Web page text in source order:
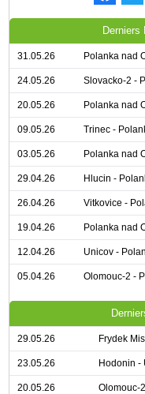
31.05.26 Polanka nad
24.05.26 Slovacko-2 -
20.05.26 Polanka nad
09.05.26 Trinec -
03.05.26 Polanka nad
29.04.26 Hlucin -
26.04.26 Vitkovice -
19.04.26 Polanka nad
12.04.26 Unicov -
05.04.26 Olomouc-2 -
29.05.26 Frydek
23.05.26 Hodonin -
20.05.26 Olomouc-